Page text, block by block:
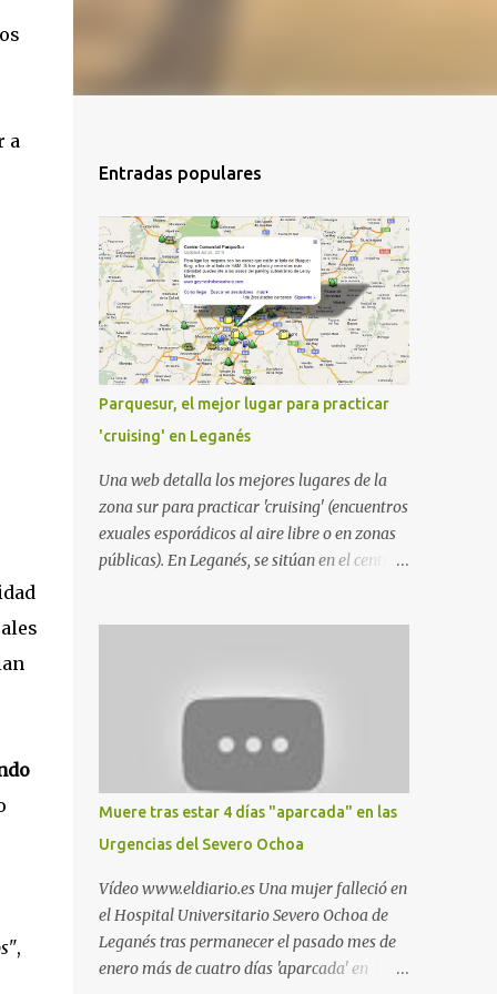
a
,
Entradas populares
Parquesur, el mejor lugar para practicar
'cruising' en Leganés
Una web detalla los mejores lugares de la
zona sur para practicar 'cruising' (encuentros
exuales esporádicos al aire libre o en zonas
públicas). En Leganés, se sitúan en el centro
indica esta información recopilada por los
propios practicantes. 'Ante la crisis, disfrute' ,
señalan. "Cruising: Parquesur: para ligar
baños junto a Burger King o H&M. Y si has
pillado pareja ocacional, parking
subterráneo de Leroy Merlin. Otro espacio
para el 'cruising' es enfrente al tanatorio
(junto al estadio municipal de Butarque) y
caminos entre el estadio y Plaza Nueva. Otro
lugar: Escombrera de Polvoranca, entre
Leganés y Móstoles También en el parque de
Muere tras estar 4 días "aparcada" en las
Urgencias del Severo Ochoa
Vídeo www.eldiario.es Una mujer falleció en
el Hospital Universitario Severo Ochoa de
Leganés tras permanecer el pasado mes de
enero más de cuatro días 'aparcada' en